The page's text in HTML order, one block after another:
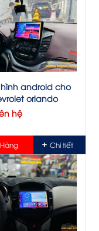
android cho
orlando
hệ
Chi tiết